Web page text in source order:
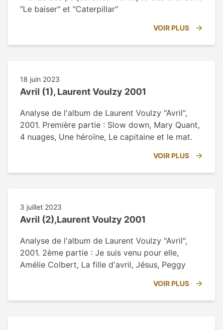
"Le baiser" et "Caterpillar"
VOIR PLUS
18 juin 2023
Avril (1), Laurent Voulzy 2001
Analyse de l'album de Laurent Voulzy "Avril",
2001. Première partie : Slow down, Mary Quant,
4 nuages, Une héroïne, Le capitaine et le mat.
VOIR PLUS
3 juillet 2023
Avril (2),Laurent Voulzy 2001
Analyse de l'album de Laurent Voulzy "Avril",
2001. 2ème partie : Je suis venu pour elle,
Amélie Colbert, La fille d'avril, Jésus, Peggy
VOIR PLUS